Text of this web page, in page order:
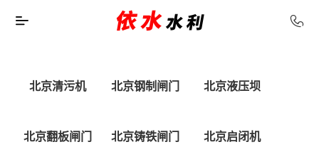
北京清污机 北京钢制闸门 北京液压坝
北京翻板闸门 北京铸铁闸门 北京启闭机